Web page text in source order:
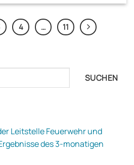
4 … 11
SUCHEN
Leitstelle Feuerwehr und
des 3-monatigen